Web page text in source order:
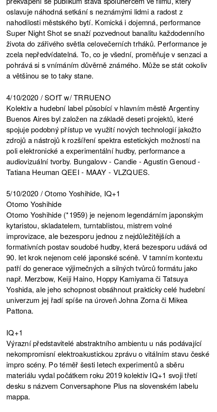
oslavuje náhodná setkání s neznámými lidmi a radost z
nahodilosti městského bytí. Komická i dojemná, performance
Super Night Shot se snaží pozvednout banalitu každodenního
života do zářivého světla celovečerních trháků. Performance je
zcela nepředvídatelná. To, co je všední, proměňuje v senzaci a
pohrává si s vnímáním důvěrně známého. Může se stát cokoliv
a většinou se to taky stane.
4/10/2020 / SOfT w/ TRRUENO
Kolektiv a hudební label působící v hlavním městě Argentiny
Buenos Aires byl založen na základě deseti projektů, které
spojuje podobný přístup ve využití nových technologií jakožto
zdrojů a nástrojů k rozšíření spektra estetických možností na
poli elektronické a experimentální hudby, performance a
audiovizuální tvorby. Bungalovv - Candie - Agustin Genoud -
Tatiana Heuman QEEI - MAAY - VLZQUES.
5/10/2020 / Otomo Yoshihide, IQ+1
Otomo Yoshihide
Otomo Yoshihide (*1959) je nejenom legendárním japonským
kytaristou, skladatelem, turntablistou, mistrem volné
improvizace, ale bezesporu jednou z nejdůležitějších a
formativních postav soudobé hudby, která bezesporu udává od
90. let krok nejenom celé japonské scéně. V tamním kontextu
patří do generace výjimečných a silných tvůrců formátu jako
např. Merzbow, Keiji Haino, Hoppy Kamiyama či Tatsuya
Yoshida, ale jeho schopnost obsáhnout prakticky celé hudební
univerzum jej řadí spíše na úroveň Johna Zorna či Mikea
Pattona.
IQ+1
Výrazní představitelé abstraktního ambientu u nás podávající
nekompromisní elektroakustickou zprávu o vitálním stavu české
impro scény. Po téměř šesti letech experimentů a sběru
materiálu vydal počátkem roku 2019 kolektiv IQ+1 svoji třetí
desku s názvem Conversaphone Plus na slovenském labelu
mappa.